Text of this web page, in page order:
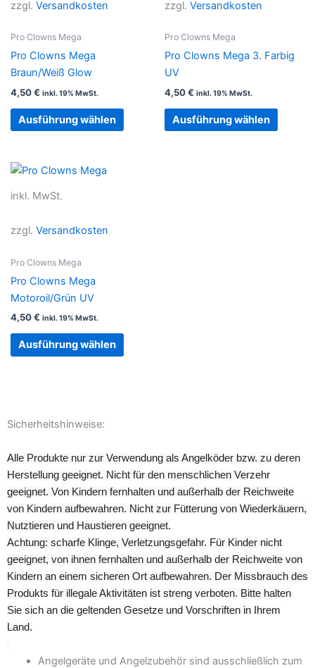
zzgl. Versandkosten
Pro Clowns Mega
Pro Clowns Mega
Braun/Weiß Glow
4,50€ inkl. 19% MwSt.
Ausführung wählen
Varianten
Optionen
der
Produktseite
zzgl. Versandkosten
Pro Clowns Mega
Pro Clowns Mega 3. Farbig
UV
4,50€ inkl. 19% MwSt.
Ausführung wählen der
inkl. MwSt.
zzgl. Versandkosten
Pro Clowns Mega
Pro Clowns Mega
Motoroil/Grün UV
4,50€ inkl. 19% MwSt.
Ausführung wählen der
Produktseite
Sicherheitshinweise:
Alle Produkte nur zur Verwendung als Angelköder bzw. zu deren
Herstellung geeignet. Nicht für den menschlichen Verzehr
geeignet. Von Kindern fernhalten und außerhalb der Reichweite
von Kindern aufbewahren. Nicht zur Fütterung von Wiederkäuern,
Nutztieren und Haustieren geeignet.
Achtung: scharfe Klinge, Verletzungsgefahr. Für Kinder nicht
geeignet, von ihnen fernhalten und außerhalb der Reichweite von
Kindern an einem sicheren Ort aufbewahren. Der Missbrauch des
Produkts für illegale Aktivitäten ist streng verboten. Bitte halten
Sie sich an die geltenden Gesetze und Vorschriften in Ihrem
Land.
Angelgeräte und Angelzubehör sind ausschließlich zum